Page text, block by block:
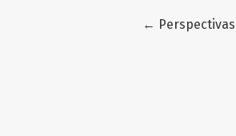
← Volver a los